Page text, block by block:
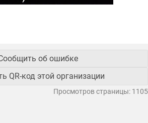
об ошибке
QR-код этой организации
Просмотров страницы: 1105